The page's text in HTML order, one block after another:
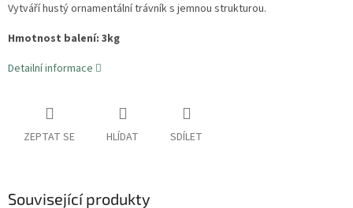
Vytváří hustý ornamentální trávník s jemnou strukturou.
Hmotnost balení: 3kg
Detailní informace
ZEPTAT SE HLÍDAT SDÍLET
Související produkty